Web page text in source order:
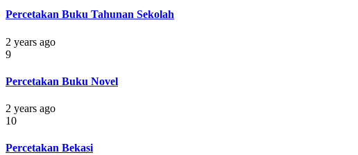
Percetakan Buku Tahunan Sekolah
2 years ago
9
Percetakan Buku Novel
2 years ago
10
Percetakan Bekasi